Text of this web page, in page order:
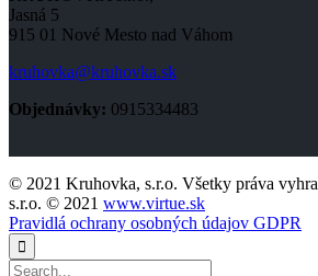
Jasná 5
915 01 Nové Mesto nad Váhom
kruhovka@kruhovka.sk
Objednávky: 0915334483
© 2021 Kruhovka, s.r.o. Všetky práva
s.r.o. © 2021 www.virtue.sk
Pravidlá ochrany osobných údajov GDPR
